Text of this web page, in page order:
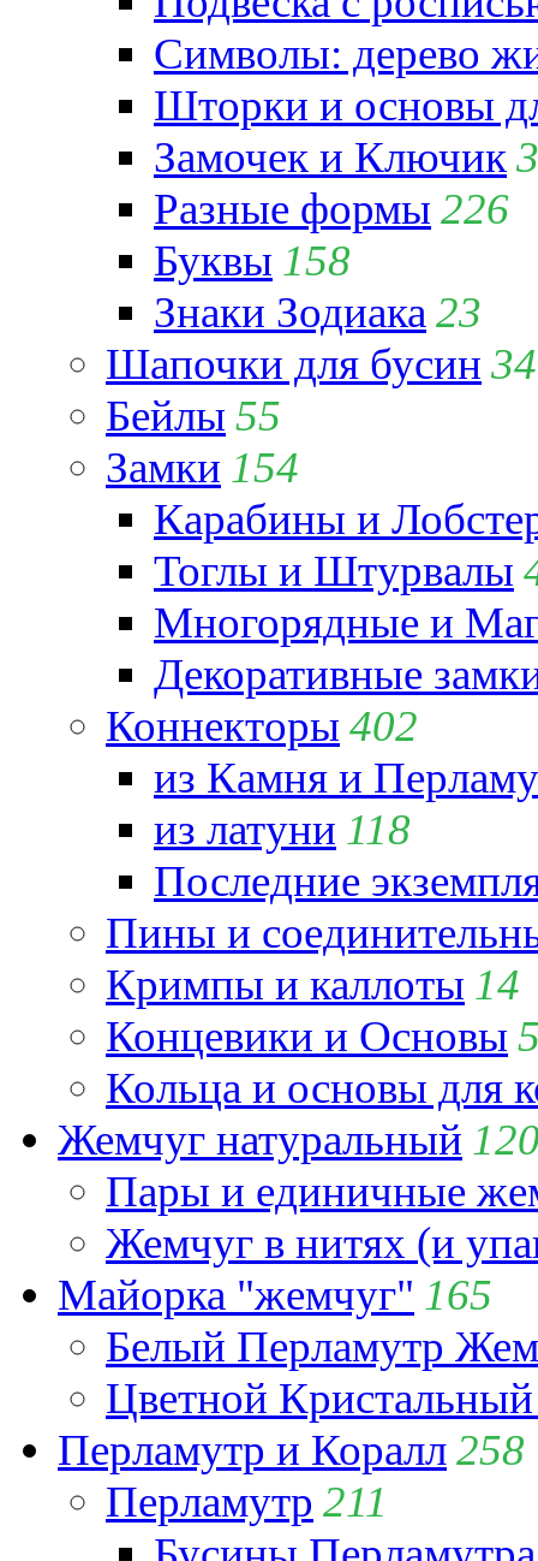
Символы: дерево
Шторки и основы
Замочек и Ключик
Разные формы 226
Буквы 158
Знаки Зодиака 23
Шапочки для бусин 34
Бейлы 55
Замки 154
Карабины и
Тоглы и Штурвалы
Многорядные и
Декоративные
Коннекторы 402
из Камня и
из латуни 118
Последние
Пины и
Кримпы и каллоты 14
Концевики и Основы
Кольца и основы для
Жемчуг натуральный
Пары и единичные
Жемчуг в нитях (и
Майорка "жемчуг" 165
Белый Перламутр
Цветной
Перламутр и Коралл258
Перламутр 211